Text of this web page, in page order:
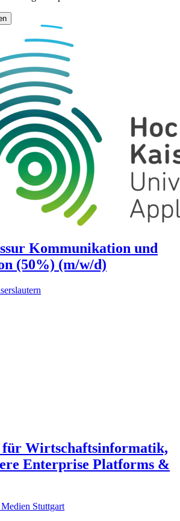
Kommunikation und
(50%) (m/w/d)
für Wirtschaftsinformatik,
Enterprise Platforms &
Stuttgart